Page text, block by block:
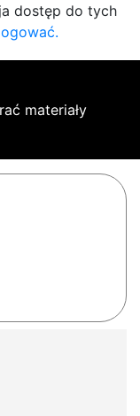
dostęp do tych
materiały